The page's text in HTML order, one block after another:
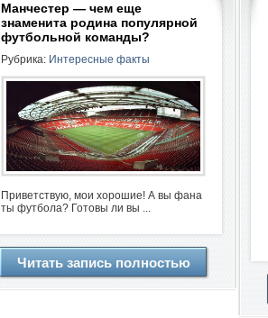
Манчестер — чем еще
знаменита родина популярной
футбольной команды?
Рубрика: Интересные факты
Приветствую, мои хорошие! А вы фана
ты футбола? Готовы ли вы ...
Читать запись полностью